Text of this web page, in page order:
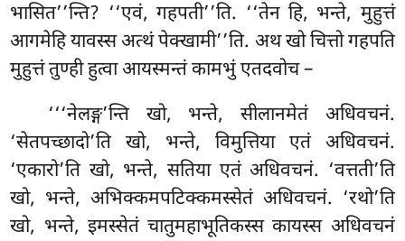
भासित’’न्ति? ‘‘एवं, गहपती’’ति. ‘‘तेन हि, भन्ते, मुहुत्तं
आगमेहि यावस्स अत्थं पेक्खामी’’ति. अथ खो चित्तो गहपति
मुहुत्तं तुण्ही हुत्वा आयस्मन्तं कामभुं एतदवोच –
‘‘‘नेलङ्ग’न्ति खो, भन्ते, सीलानमेतं अधिवचनं.
‘सेतपच्छादो’ति खो, भन्ते, विमुत्तिया एतं अधिवचनं.
‘एकारो’ति खो, भन्ते, सतिया एतं अधिवचनं. ‘वत्तती’ति
खो, भन्ते, अभिक्कमपटिक्कमस्सेतं अधिवचनं. ‘रथो’ति
खो, भन्ते, इमस्सेतं चातुमहाभूतिकस्स कायस्स अधिवचनं